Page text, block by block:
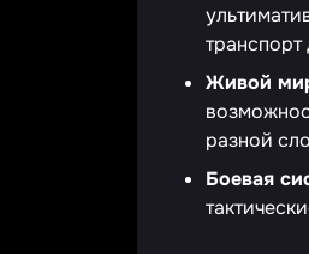
Живой
разной
Боевая